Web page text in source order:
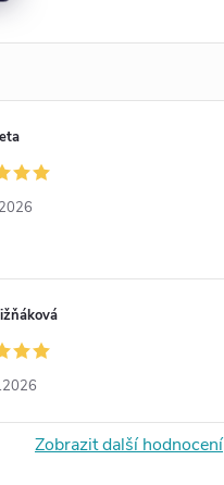
Zobrazit další hodnocení